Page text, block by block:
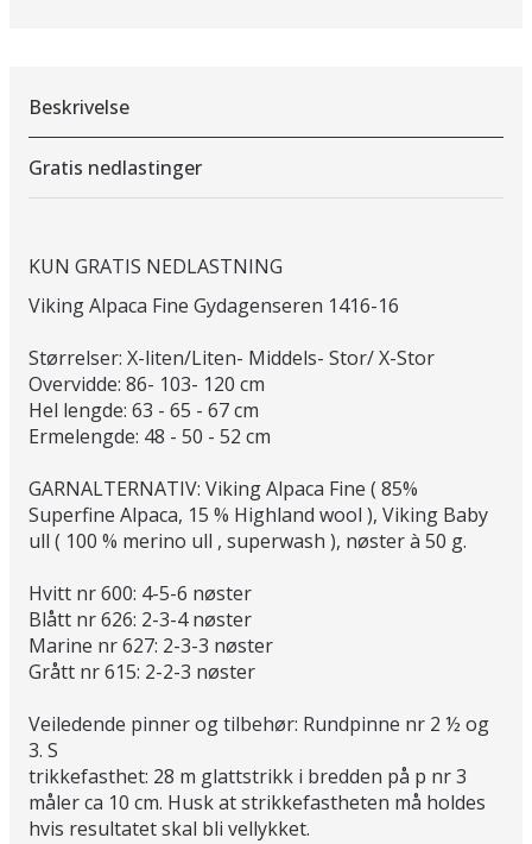
Beskrivelse
Gratis nedlastinger
KUN GRATIS NEDLASTNING
Viking Alpaca Fine Gydagenseren 1416-16
Størrelser: X-liten/Liten- Middels- Stor/ X-Stor
Overvidde: 86- 103- 120 cm
Hel lengde: 63 - 65 - 67 cm
Ermelengde: 48 - 50 - 52 cm
GARNALTERNATIV: Viking Alpaca Fine ( 85%
Superfine Alpaca, 15 % Highland wool ), Viking Baby
ull ( 100 % merino ull , superwash ), nøster à 50 g.
Hvitt nr 600: 4-5-6 nøster
Blått nr 626: 2-3-4 nøster
Marine nr 627: 2-3-3 nøster
Grått nr 615: 2-2-3 nøster
Veiledende pinner og tilbehør: Rundpinne nr 2 ½ og
3. S
trikkefasthet: 28 m glattstrikk i bredden på p nr 3
måler ca 10 cm. Husk at strikkefastheten må holdes
hvis resultatet skal bli vellykket.